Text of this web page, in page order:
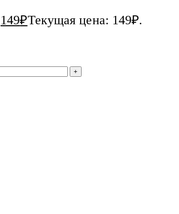
149₽Текущая цена: 149₽.